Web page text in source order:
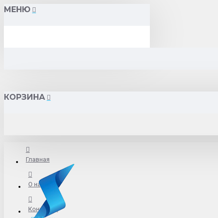
МЕНЮ
КОРЗИНА
Главная
О нас
Контакты